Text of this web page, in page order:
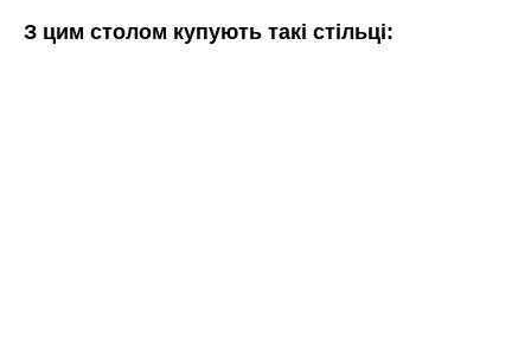
З цим столом купують такі стільці: